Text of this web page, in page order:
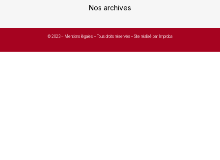
Nos archives
© 2023 – Mentions légales – Tous droits réservés – Site réalisé par Improba